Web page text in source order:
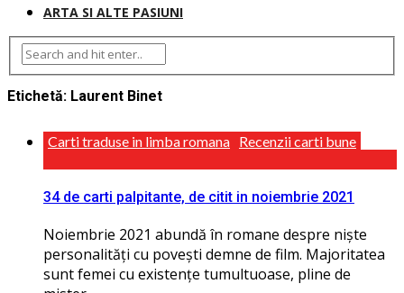
ARTA SI ALTE PASIUNI
Etichetă: Laurent Binet
Carti traduse in limba romana Recenzii carti bune
34 de carti palpitante, de citit in noiembrie 2021
Noiembrie 2021 abundă în romane despre niște
personalităţi cu povești demne de film. Majoritatea
sunt femei cu existenţe tumultuoase, pline de